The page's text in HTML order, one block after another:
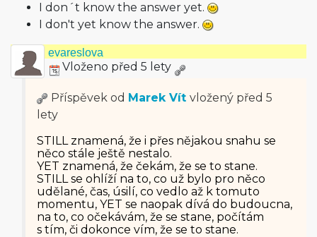
I don´t know the answer yet.
I don't yet know the answer.
evareslova
Vloženo před 5 lety
Příspěvek od Marek Vít vložený před 5
lety
STILL znamená, že i přes nějakou snahu se
něco stále ještě nestalo.
YET znamená, že čekám, že se to stane.
STILL se ohlíží na to, co už bylo pro něco
udělané, čas, úsilí, co vedlo až k tomuto
momentu, YET se naopak dívá do budoucna,
na to, co očekávám, že se stane, počítám
s tím, či dokonce vím, že se to stane.